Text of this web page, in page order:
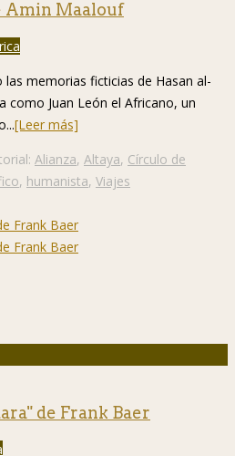
Amin Maalouf
memorias ficticias de Hasan al-
como Juan León el Africano, un
[Leer más]
Alianza, Altaya, Círculo de
, humanista, Viajes
de Frank Baer